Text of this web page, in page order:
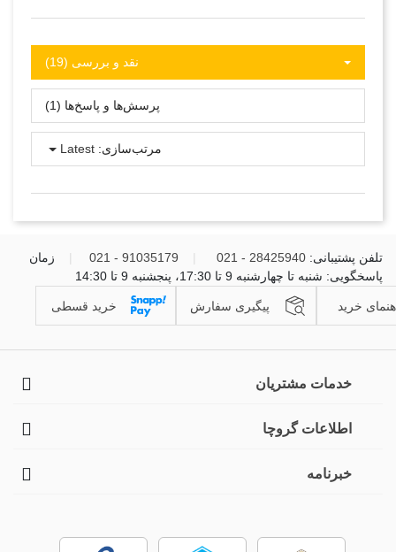
نقد و بررسی‌‌ (19)
پرسش‌ها و پاسخ‌ها (1)
مرتب‌سازی: Latest
تلفن پشتیبانی: 28425940 - 021
91035179 - 021
زمان
پاسخگویی: شنبه تا چهارشنبه 9 تا 17:30، پنجشنبه 9 تا 14:30
خرید پیگیری سفارش خرید قسطی
خدمات مشتریان
اطلاعات گروچا
خبرنامه